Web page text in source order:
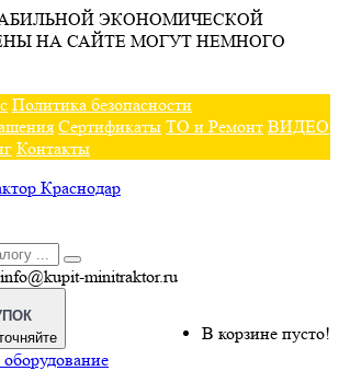
ЭКОНОМИЧЕСКОЙ
НА САЙТЕ МОГУТ НЕМНОГО
Политика безопасности
Сертификаты ТО и Ремонт ВИДЕО
Контакты
info@kupit-minitraktor.ru
В корзине пусто!